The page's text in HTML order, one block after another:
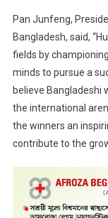
Pan Junfeng,
Bangladesh, said,
fields by
minds to pursue a
believe Bangladeshi
the international
the winners an
contribute to the